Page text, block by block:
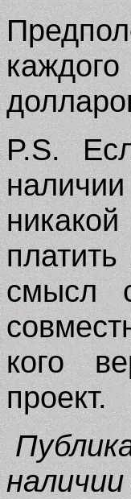
P.S.
смысл
кого
проект.